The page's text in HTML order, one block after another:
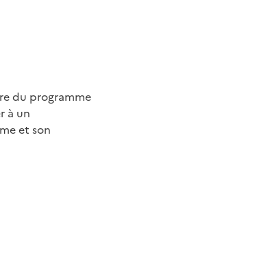
du programme
à un
et son